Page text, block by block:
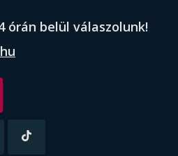
órán belül válaszolunk!